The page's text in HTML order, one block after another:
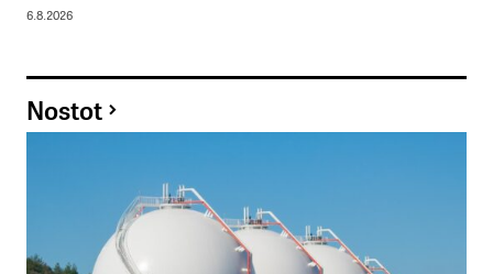
6.8.2026
Nostot